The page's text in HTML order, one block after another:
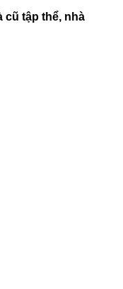
cũ tập thể, nhà